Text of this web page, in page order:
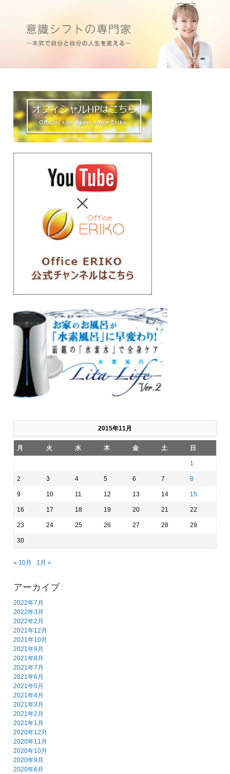
2015年11月
月 火 水 木 金 土 日
1
2 3 4 5 6 7 8
9 10 11 12 13 14 15
16 17 18 19 20 21 22
23 24 25 26 27 28 29
30
« 10月 1月 »
アーカイブ
2022年7月
2022年3月
2022年2月
2021年12月
2021年10月
2021年9月
2021年8月
2021年7月
2021年6月
2021年5月
2021年4月
2021年3月
2021年2月
2021年1月
2020年12月
2020年11月
2020年10月
2020年9月
2020年6月